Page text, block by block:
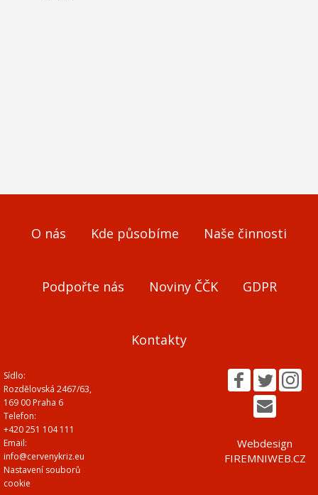
O nás Kde působíme Naše činnosti
Podpořte nás Noviny ČČK GDPR
Kontakty
Sídlo:
Rozdělovská 2467/63,
169 00 Praha 6
Telefon:
+420 251 104 111
Email:
info@cervenykriz.eu
Nastavení souborů
cookie
Webdesign
FIREMNIWEB.CZ